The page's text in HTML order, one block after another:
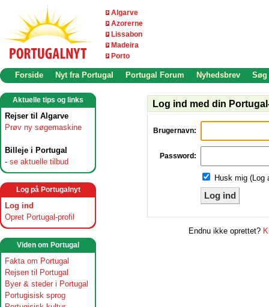
Algarve
Azorerne
Lissabon
Madeira
Porto
Forside Nyt fra Portugal Portugal Forum Nyhedsbrev Søg
Aktuelle tips og links
Rejser til Algarve
Prøv ny søgemaskine
Billeje i Portugal
- se aktuelle tilbud
Log på Portugalnyt
Log ind
Opret Portugal-profil
Viden om Portugal
Fakta om Portugal
Rejsen til Portugal
Byer & steder i Portugal
Portugisisk sprog
Log ind med din
Brugernavn:
Password:
Husk mig (Log
Log ind
Endnu ikke oprettet?